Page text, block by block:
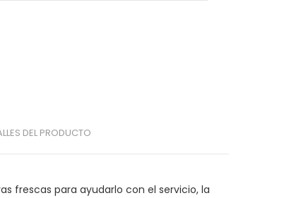
DEL PRODUCTO
frescas para ayudarlo con el servicio, la